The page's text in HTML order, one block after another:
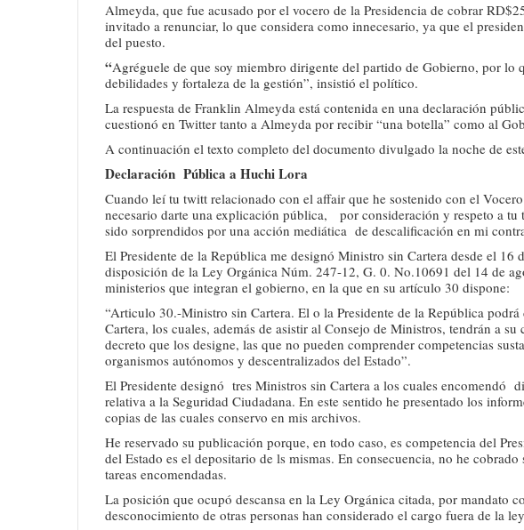
Almeyda, que fue acusado por el vocero de la Presidencia de cobrar
invitado a renunciar, lo que considera como innecesario, ya que el
del puesto.
“Agréguele de que soy miembro dirigente del partido de Gobierno, por lo
debilidades y fortaleza de la gestión”, insistió el político.
La respuesta de Franklin Almeyda está contenida en una declaración
cuestionó en Twitter tanto a Almeyda por recibir “una botella” como al
A continuación el texto completo del documento divulgado la noche de
Declaración Pública a Huchi Lora
Cuando leí tu twitt relacionado con el affair que he sostenido con el
necesario darte una explicación pública, por consideración y respeto a tu
sido sorprendidos por una acción mediática de descalificación en mi
El Presidente de la República me designó Ministro sin Cartera desde el 16
disposición de la Ley Orgánica Núm. 247-12, G. 0. No.10691 del 14 de
ministerios que integran el gobierno, en la que en su artículo 30 dispone:
“Articulo 30.-Ministro sin Cartera. El o la Presidente de la República
Cartera, los cuales, además de asistir al Consejo de Ministros, tendrán a
decreto que los designe, las que no pueden comprender competencias
organismos autónomos y descentralizados del Estado”.
El Presidente designó tres Ministros sin Cartera a los cuales encomendó
relativa a la Seguridad Ciudadana. En este sentido he presentado los
copias de las cuales conservo en mis archivos.
He reservado su publicación porque, en todo caso, es competencia del
del Estado es el depositario de ls mismas. En consecuencia, no he
tareas encomendadas.
La posición que ocupó descansa en la Ley Orgánica citada, por mandato
desconocimiento de otras personas han considerado el cargo fuera de la